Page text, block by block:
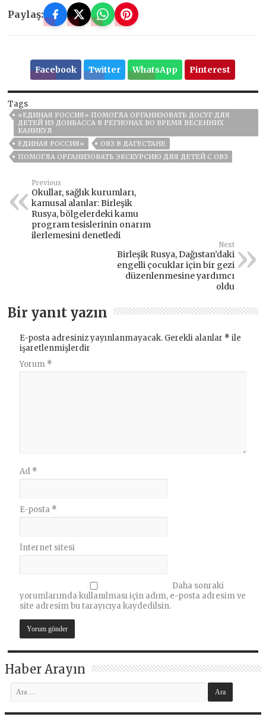
Paylaş:
Facebook Twitter WhatsApp Pinterest
Tags
«ЕДИНАЯ РОССИЯ» ПОМОГЛА ОРГАНИЗОВАТЬ ДОСУГ ДЛЯ
ДЕТЕЙ ИЗ ДОНБАССА В РЕГИОНАХ ВО ВРЕМЯ ВЕСЕННИХ
КАНИКУЛ
ЕДИНАЯ РОССИЯ»
ОВЗ В ДАГЕСТАНЕ
ПОМОГЛА ОРГАНИЗОВАТЬ ЭКСКУРСИЮ ДЛЯ ДЕТЕЙ С ОВЗ
Previous
Okullar, sağlık kurumları,
kamusal alanlar: Birleşik
Rusya, bölgelerdeki kamu
program tesislerinin onarım
ilerlemesini denetledi
Next
Birleşik Rusya, Dağıstan’daki
engelli çocuklar için bir gezi
düzenlenmesine yardımcı
oldu
Bir yanıt yazın
E-posta adresiniz yayınlanmayacak. Gerekli alanlar * ile
işaretlenmişlerdir
Yorum *
Ad *
E-posta *
İnternet sitesi
Daha sonraki
yorumlarımda kullanılması için adım, e-posta adresim ve
site adresim bu tarayıcıya kaydedilsin.
Haber Arayın